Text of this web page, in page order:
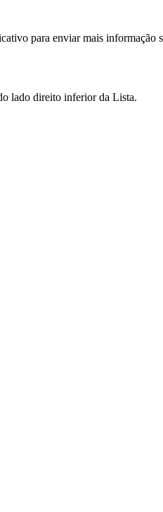
para enviar mais informação
lado direito inferior da Lista.